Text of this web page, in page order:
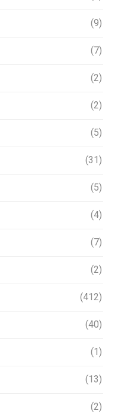
(9)
(7)
(2)
(2)
(5)
(31)
(5)
(4)
(7)
(2)
(412)
(40)
(1)
(13)
(2)